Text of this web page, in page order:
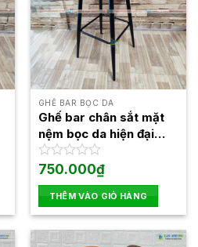
GHẾ BAR BỌC DA
Ghế bar chân sắt mặt
nệm bọc da hiện đại
LAB4005
Được
hạng
0
5
sao
750.000₫
THÊM VÀO GIỎ HÀNG